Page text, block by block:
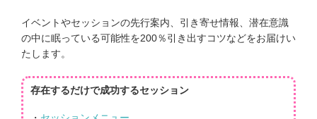
イベントやセッションの先行案内、引き寄せ情報、潜在意識
の中に眠っている可能性を200％引き出すコツなどをお届けい
たします。
存在するだけで成功するセッション